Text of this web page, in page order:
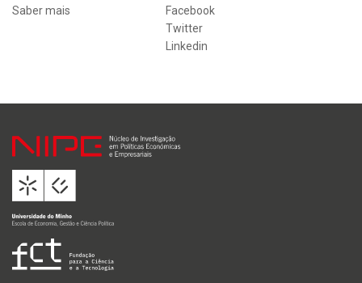
Saber mais
Facebook
Twitter
Linkedin